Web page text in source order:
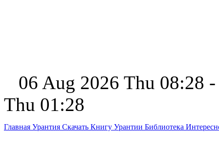
06 Aug 2026 Thu 08:28
Thu 01:28
Главная Урантия Скачать Книгу Урантии Библиотека